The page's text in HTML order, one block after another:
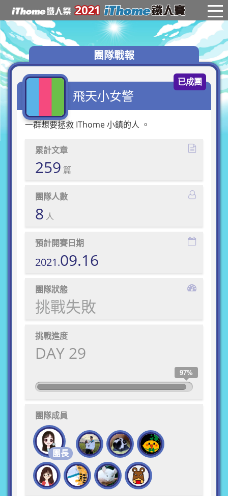
團隊戰報
已成團
飛天小女警
一群想要拯救 IThome 小鎮的人 。
累計文章
259 篇
團隊人數
8 人
預計開賽日期
2021.09.16
團隊狀態
挑戰失敗
挑戰進度
DAY 29
97%
團隊成員
團長